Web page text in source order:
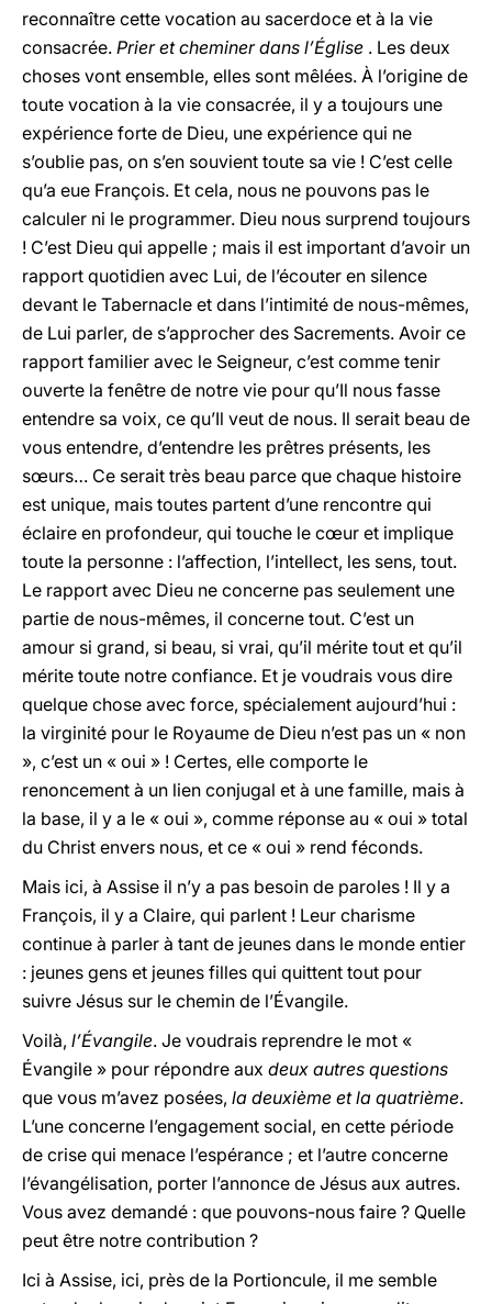
reconnaître cette vocation au sacerdoce et à la vie
consacrée. Prier et cheminer dans l’Église . Les deux
choses vont ensemble, elles sont mêlées. À l’origine de
toute vocation à la vie consacrée, il y a toujours une
expérience forte de Dieu, une expérience qui ne
s’oublie pas, on s’en souvient toute sa vie ! C’est celle
qu’a eue François. Et cela, nous ne pouvons pas le
calculer ni le programmer. Dieu nous surprend toujours
! C’est Dieu qui appelle ; mais il est important d’avoir un
rapport quotidien avec Lui, de l’écouter en silence
devant le Tabernacle et dans l’intimité de nous-mêmes,
de Lui parler, de s’approcher des Sacrements. Avoir ce
rapport familier avec le Seigneur, c’est comme tenir
ouverte la fenêtre de notre vie pour qu’Il nous fasse
entendre sa voix, ce qu’Il veut de nous. Il serait beau de
vous entendre, d’entendre les prêtres présents, les
sœurs… Ce serait très beau parce que chaque histoire
est unique, mais toutes partent d’une rencontre qui
éclaire en profondeur, qui touche le cœur et implique
toute la personne : l’affection, l’intellect, les sens, tout.
Le rapport avec Dieu ne concerne pas seulement une
partie de nous-mêmes, il concerne tout. C’est un
amour si grand, si beau, si vrai, qu’il mérite tout et qu’il
mérite toute notre confiance. Et je voudrais vous dire
quelque chose avec force, spécialement aujourd’hui :
la virginité pour le Royaume de Dieu n’est pas un « non
», c’est un « oui » ! Certes, elle comporte le
renoncement à un lien conjugal et à une famille, mais à
la base, il y a le « oui », comme réponse au « oui » total
du Christ envers nous, et ce « oui » rend féconds.
Mais ici, à Assise il n’y a pas besoin de paroles ! Il y a
François, il y a Claire, qui parlent ! Leur charisme
continue à parler à tant de jeunes dans le monde entier
: jeunes gens et jeunes filles qui quittent tout pour
suivre Jésus sur le chemin de l’Évangile.
Voilà, l’Évangile. Je voudrais reprendre le mot «
Évangile » pour répondre aux deux autres questions
que vous m’avez posées, la deuxième et la quatrième.
L’une concerne l’engagement social, en cette période
de crise qui menace l’espérance ; et l’autre concerne
l’évangélisation, porter l’annonce de Jésus aux autres.
Vous avez demandé : que pouvons-nous faire ? Quelle
peut être notre contribution ?
Ici à Assise, ici, près de la Portioncule, il me semble